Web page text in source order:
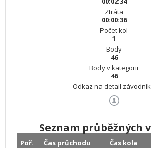
Ztráta
00:00:36
Počet kol
1
Body
46
Body v kategorii
46
Odkaz na detail
Seznam průběžných
Poř. Čas průchodu Čas kola